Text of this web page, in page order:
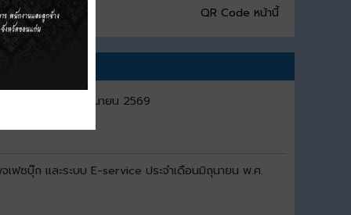
QR Code หน้านี้
ป็ด ประจำเดือนมิถุนายน 2569
เฟซบุ๊ก และระบบ E-service ประจำเดือนมิถุนายน พ.ศ.